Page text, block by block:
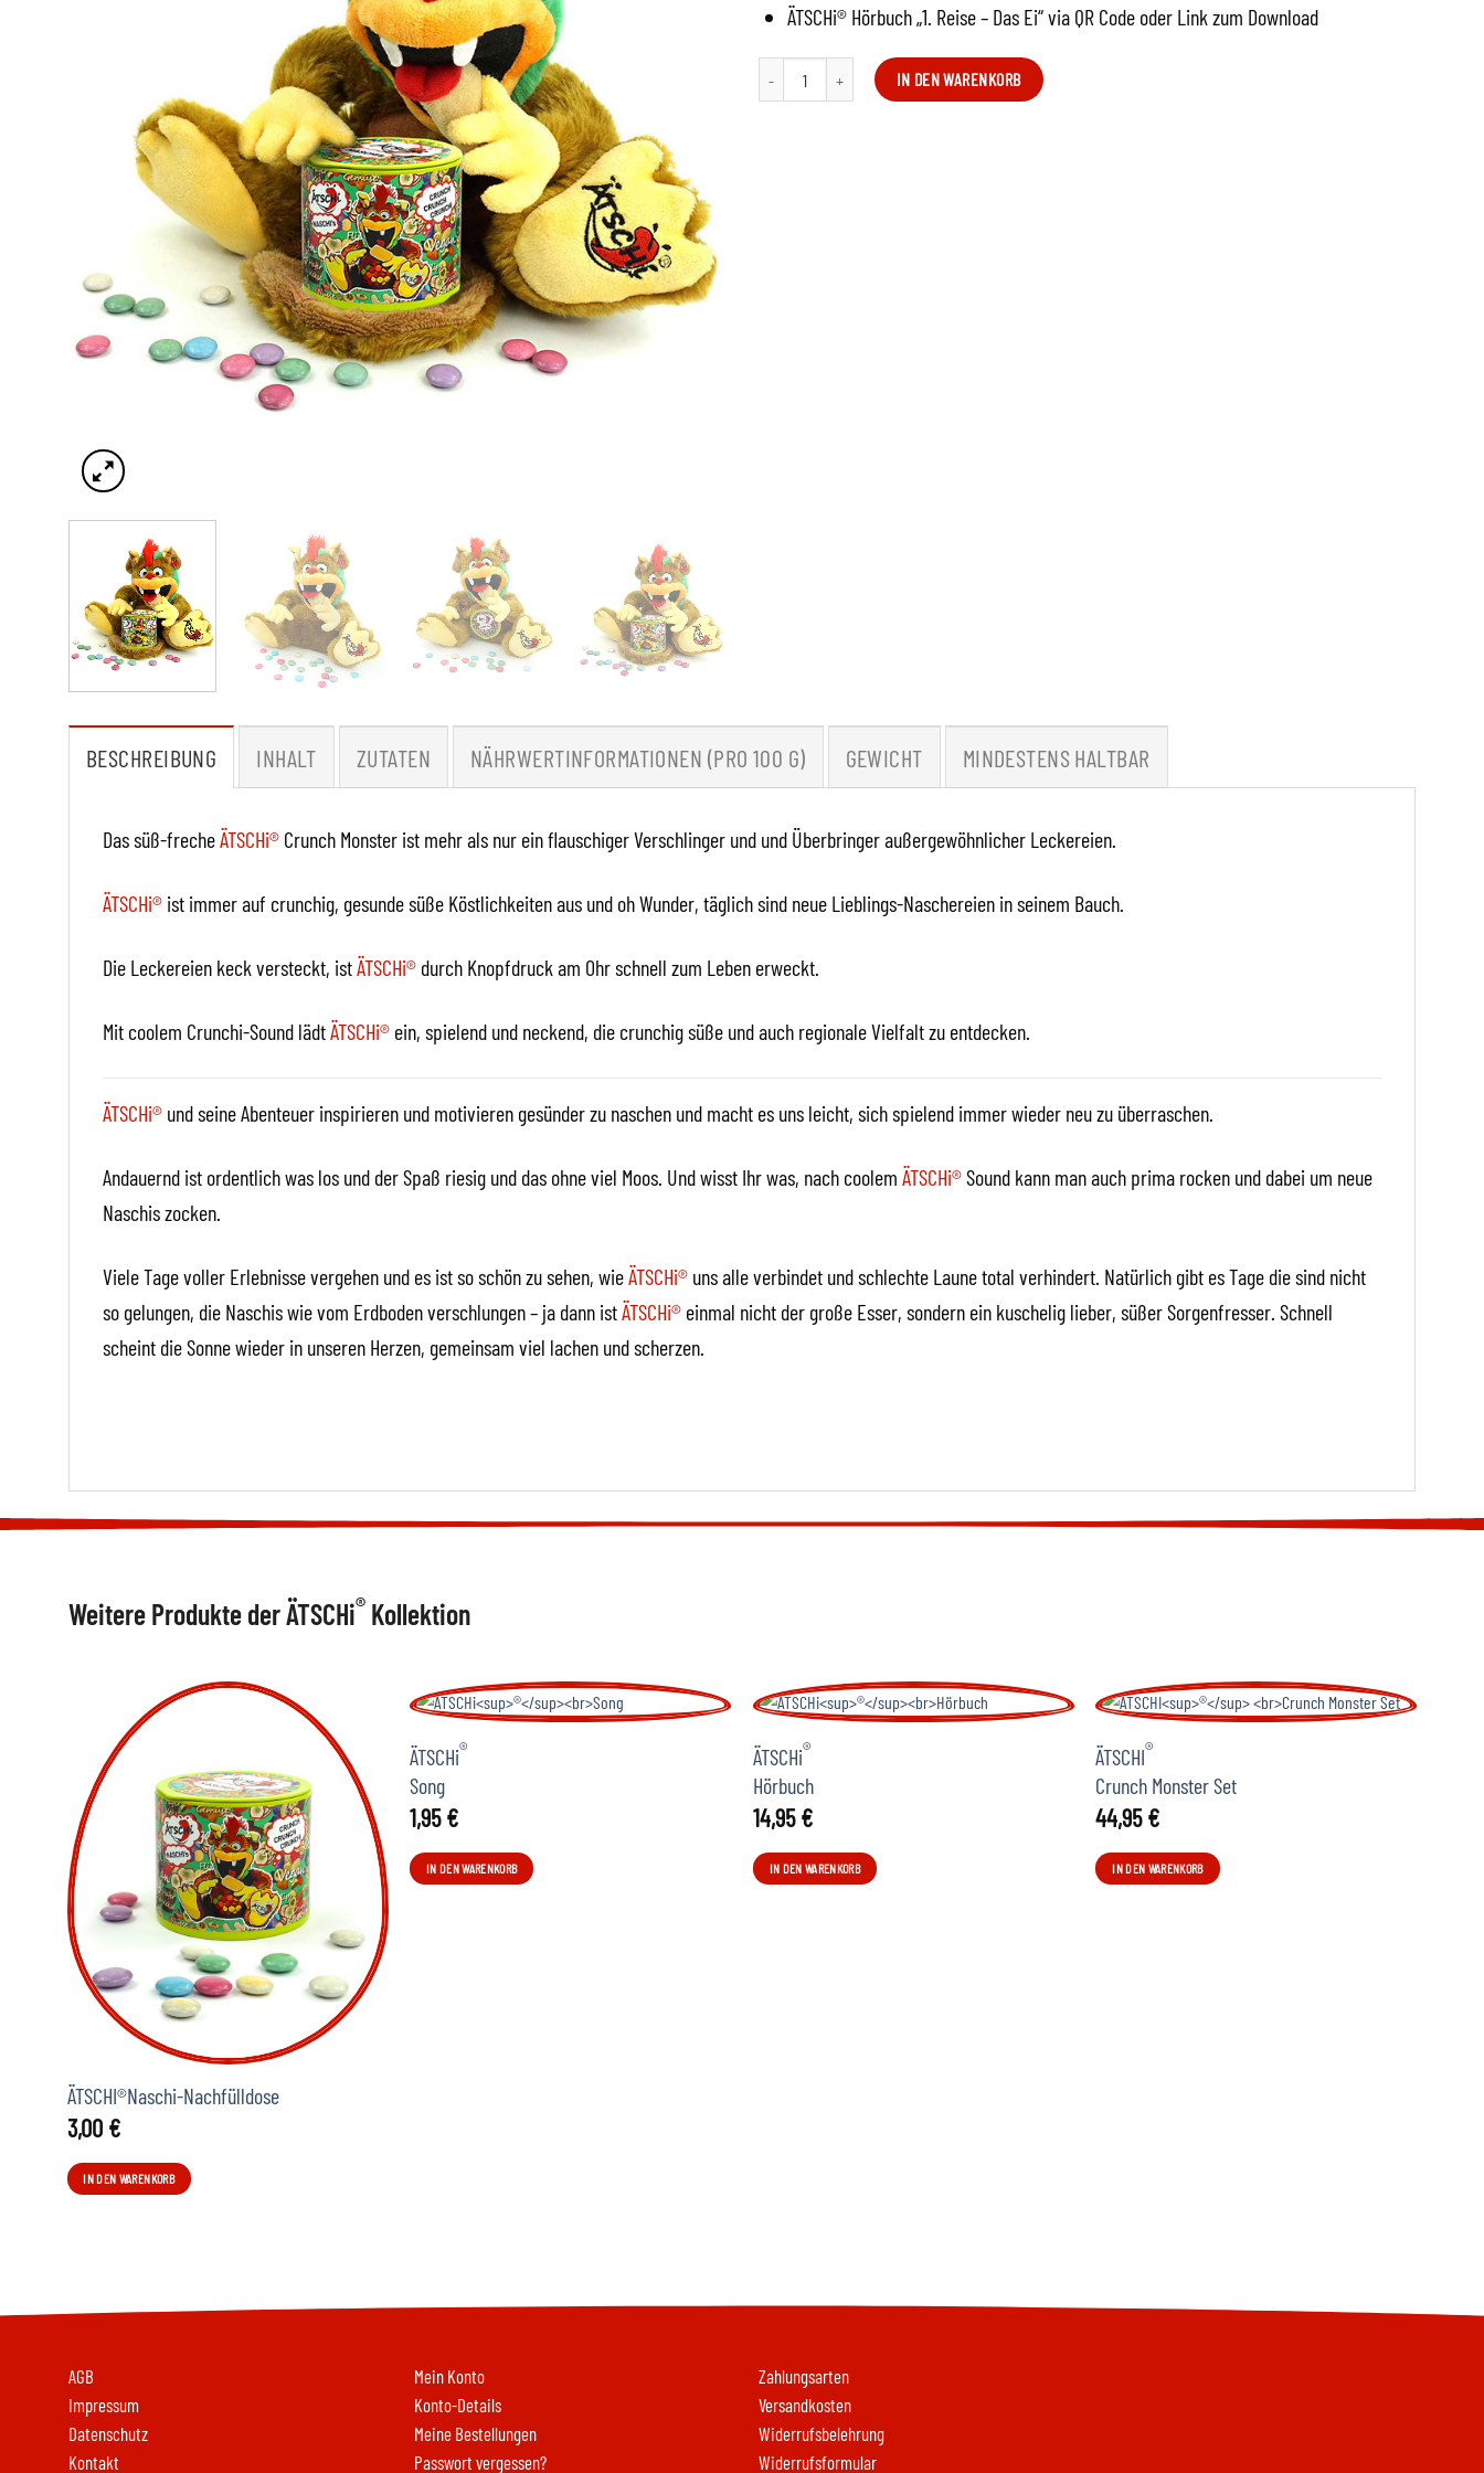
ÄTSCHi® Hörbuch „1. Reise – Das Ei“ via QR Code oder Link zum Download
ÄTSCHi®Crunch Monster MengeIN DEN WARENKORB
BESCHREIBUNG INHALT ZUTATEN NÄHRWERTINFORMATIONEN (PRO 100 G) GEWICHT MINDESTENS HALTBAR
Das süß-frecheÄTSCHi® Crunch Monster ist mehr als nur ein flauschiger Verschlinger und und Überbringer außergewöhnlicher Leckereien.
ÄTSCHi® ist immer auf crunchig, gesunde süße Köstlichkeiten aus und oh Wunder, täglich sind neue Lieblings-Naschereien in seinem Bauch.
Die Leckereien keck versteckt, istÄTSCHi® durch Knopfdruck am Ohr schnell zum Leben erweckt.
Mit coolem Crunchi-Sound lädtÄTSCHi® ein, spielend und neckend, die crunchig süße und auch regionale Vielfalt zu entdecken.
ÄTSCHi® und seine Abenteuer inspirieren und motivieren gesünder zu naschen und macht es uns leicht, sich spielend immer wieder neu zu überraschen.
Andauernd ist ordentlich was los und der Spaß riesig und das ohne viel Moos. Und wisst Ihr was, nach coolem ÄTSCHi®Sound kann man auch prima rocken und dabei um neue
Naschis zocken.
Viele Tage voller Erlebnisse vergehen und es ist so schön zu sehen, wieÄTSCHi® uns alle verbindet und schlechte Laune total verhindert. Natürlich gibt es Tage die sind nicht
so gelungen, die Naschis wie vom Erdboden verschlungen – ja dann istÄTSCHi® einmal nicht der große Esser, sondern ein kuschelig lieber, süßer Sorgenfresser. Schnell
scheint die Sonne wieder in unseren Herzen, gemeinsam viel lachen und scherzen.
Weitere Produkte der ÄTSCHi® Kollektion
ÄTSCHI®Naschi-Nachfülldose
3,00 €
IN DEN WARENKORB
ÄTSCHi®
Song
1,95€
IN DEN WARENKORB
ÄTSCHi®
Hörbuch
14,95€
IN DEN WARENKORB
ÄTSCHI®
Crunch Monster Set
44,95€
IN DEN WARENKORB
AGB
Impressum
Datenschutz
Kontakt
Mein Konto
Konto-Details
Meine Bestellungen
Passwort vergessen?
Zahlungsarten
Versandkosten
Widerrufsbelehrung
Widerrufsformular